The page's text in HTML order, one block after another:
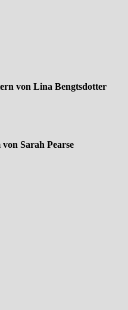
von Lina Bengtsdotter
Sarah Pearse